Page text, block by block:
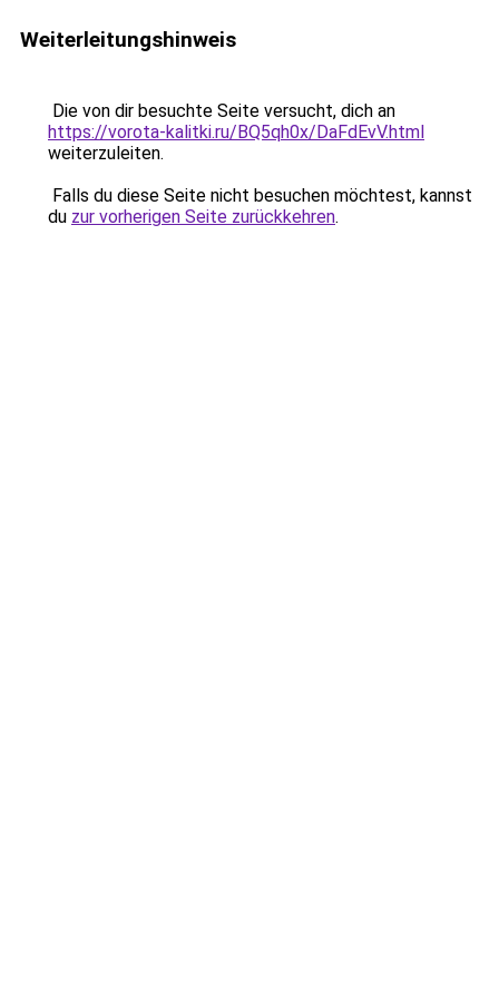
Weiterleitungshinweis
Die von dir besuchte Seite versucht, dich an
https://vorota-kalitki.ru/BQ5qh0x/DaFdEvV.html
weiterzuleiten.
Falls du diese Seite nicht besuchen möchtest, kannst
du zur vorherigen Seite zurückkehren.